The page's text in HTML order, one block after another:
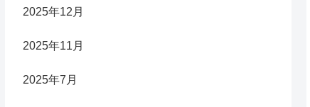
2025年12月
2025年11月
2025年7月